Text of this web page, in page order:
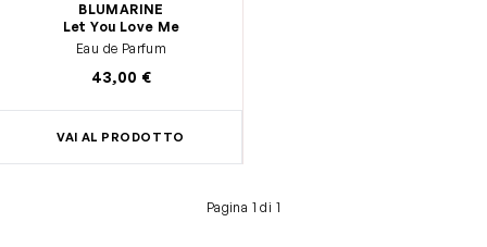
BLUMARINE
Let You Love Me
Eau de Parfum
43,00 €
VAI AL PRODOTTO
Pagina 1 di 1